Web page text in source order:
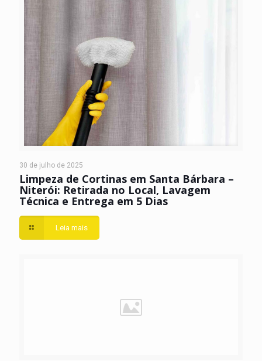
30 de julho de 2025
Limpeza de Cortinas em Santa Bárbara –
Niterói: Retirada no Local, Lavagem
Técnica e Entrega em 5 Dias
Leia mais